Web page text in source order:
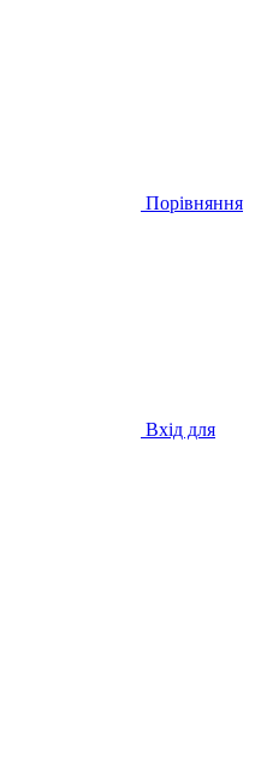
Порівняння
Вхід для